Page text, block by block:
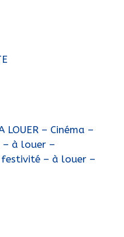
LOUER – Cinéma –
– à louer –
– à louer –